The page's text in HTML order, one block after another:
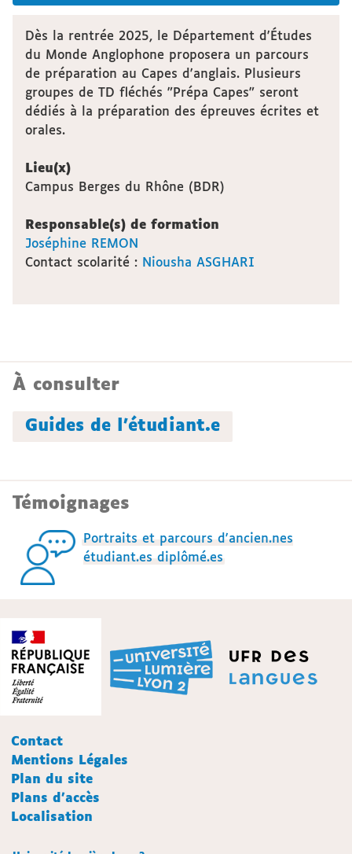
Dès la rentrée 2025, le Département d'Études
du Monde Anglophone proposera un parcours
de préparation au Capes d'anglais. Plusieurs
groupes de TD fléchés "Prépa Capes" seront
dédiés à la préparation des épreuves écrites et
orales.
Lieu(x)
Campus Berges du Rhône (BDR)
Responsable(s) de formation
Joséphine REMON
Contact scolarité : Niousha ASGHARI
À consulter
Guides de l'étudiant.e
Témoignages
Portraits et parcours d'ancien.nes
étudiant.es diplômé.es
Contact
Mentions Légales
Plan du site
Plans d'accès
Localisation